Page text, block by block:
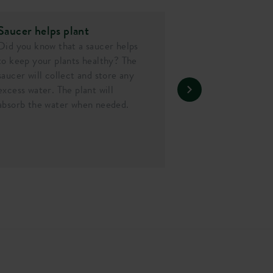
helps plant
you know that a saucer helps
keep your plants healthy? The
will collect and store any
water. The plant will
the water when needed.